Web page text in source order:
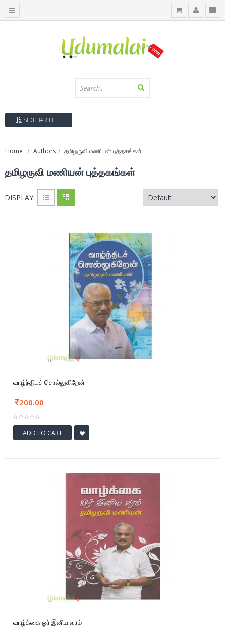
SIDEBAR LEFT
Home Authors தமிழருவி மணியன் புத்தகங்கள்
தமிழருவி மணியன் புத்தகங்கள்
DISPLAY:
வாழ்ந்திடச் சொல்லுகிறேன்
200.00
ADD TO CART
வாழ்க்கை ஓர் இனிய வரம்